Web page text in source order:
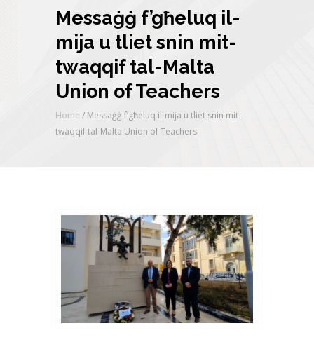
Messaġġ f’għeluq il-
mija u tliet snin mit-
twaqqif tal-Malta
Union of Teachers
Home / Messaġġ f’għeluq il-mija u tliet snin mit-
twaqqif tal-Malta Union of Teachers